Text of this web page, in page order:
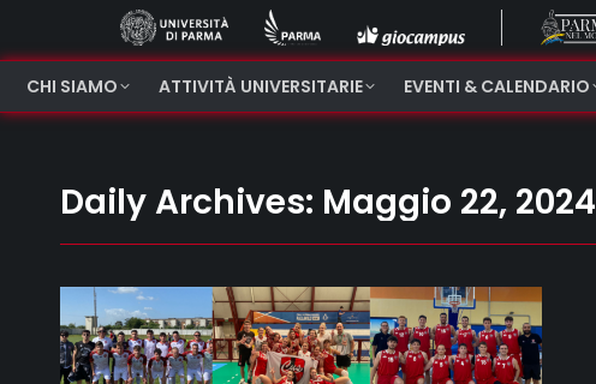
CHI SIAMO ATTIVITÀ UNIVERSITARIE EVENTI & CALENDARIO
Daily Archives: Maggio 22, 2024